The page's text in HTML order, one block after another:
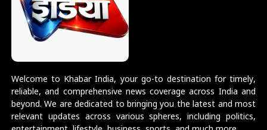
Welcome to Khabar India, your go-to destination for timely,
reliable, and comprehensive news coverage across India and
beyond. We are dedicated to bringing you the latest and most
relevant updates across various spheres, including politics,